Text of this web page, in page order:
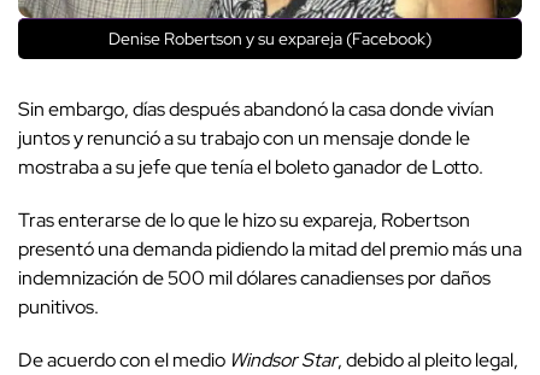
Denise Robertson y su expareja (Facebook)
Sin embargo, días después abandonó la casa donde vivían
juntos y renunció a su trabajo con un mensaje donde le
mostraba a su jefe que tenía el boleto ganador de Lotto.
Tras enterarse de lo que le hizo su expareja, Robertson
presentó una demanda pidiendo la mitad del premio más una
indemnización de 500 mil dólares canadienses por daños
punitivos.
De acuerdo con el medio Windsor Star, debido al pleito legal,